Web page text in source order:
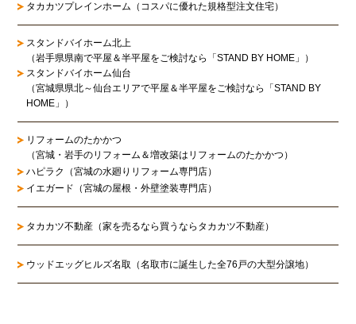
タカカツプレインホーム（コスパに優れた規格型注文住宅）
スタンドバイホーム北上
（岩手県県南で平屋＆半平屋をご検討なら「STAND BY HOME」）
スタンドバイホーム仙台
（宮城県県北～仙台エリアで平屋＆半平屋をご検討なら「STAND BY
HOME」）
リフォームのたかかつ
（宮城・岩手のリフォーム＆増改築はリフォームのたかかつ）
ハピラク（宮城の水廻りリフォーム専門店）
イエガード（宮城の屋根・外壁塗装専門店）
タカカツ不動産（家を売るなら買うならタカカツ不動産）
ウッドエッグヒルズ名取（名取市に誕生した全76戸の大型分譲地）